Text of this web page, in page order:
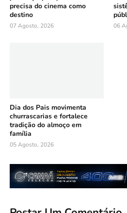
precisa do cinema como
destino
07 Agosto, 2026 06
Dia dos Pais movimenta
churrascarias e fortalece
tradição do almoço em
família
05 Agosto, 2026